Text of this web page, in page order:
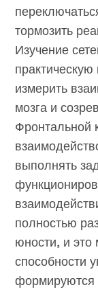
тормозить
Изучение
измерить
мозга и
Фронтальной
выполнять
полностью
юности, и это
способности
формируются